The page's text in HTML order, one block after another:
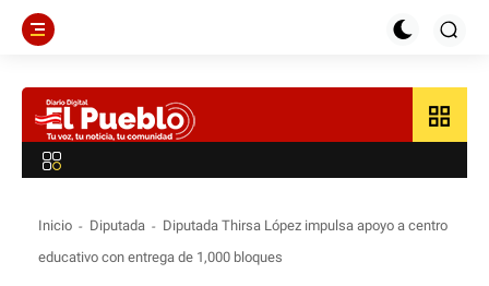
grid_view
Inicio Diputada
Diputada Thirsa López impulsa apoyo a centro
educativo con entrega de 1,000 bloques